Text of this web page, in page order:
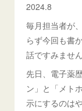
毎月担当者が
らず今回も書
話ですみません
先日、電子薬
ン」と「メト
示にするのは